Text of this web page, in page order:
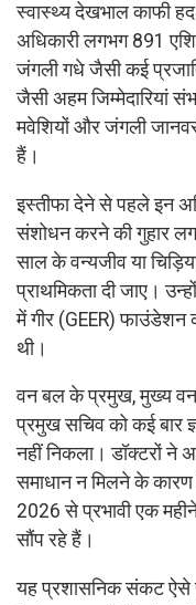
स्वास्थ्य देखभाल काफी हद
अधिकारी लगभग 891
जंगली गधे जैसी कई
जैसी अहम जिम्मेदारियां
मवेशियों और जंगली
हैं।
इस्तीफा देने से पहले इन
संशोधन करने की गुहार
साल के वन्यजीव या
प्राथमिकता दी जाए।
में गीर (GEER) फाउंडेशन
थी।
वन बल के प्रमुख, मुख्य
प्रमुख सचिव को कई बार
नहीं निकला। डॉक्टरों ने
समाधान न मिलने के
2026 से प्रभावी एक
सौंप रहे हैं।
यह प्रशासनिक संकट ऐसे